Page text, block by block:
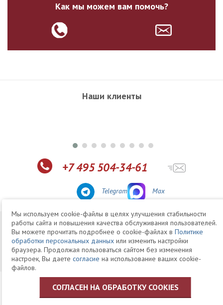
Как мы можем вам помочь?
Наши клиенты
+7 495 504-34-61
Telegram Max
© 1994-2026 Юридическая Фирма «Клифф»
Юридические услуги, аудит, офшоры
Карта
сайта
Политика ЗАО «Юридическая фирма «КЛИФФ» в отношении
обработки персональных данных пользователей
Мы используем cookie-файлы в целях улучшения стабильности
работы сайта и повышения качества обслуживания пользователей.
Вы можете прочитать подробнее о cookie-файлах вПолитике
обработки персональных данных или изменить настройки
браузера. Продолжая пользоваться сайтом без изменения
настроек, Вы даетесогласие на использование ваших cookie-
файлов.
СОГЛАСЕН НА ОБРАБОТКУ COOKIES